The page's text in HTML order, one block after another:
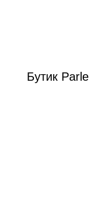
Бутик Parle